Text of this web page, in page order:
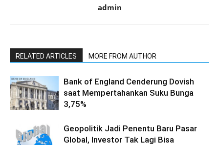
admin
RELATED ARTICLES MORE FROM AUTHOR
Bank of England Cenderung Dovish
saat Mempertahankan Suku Bunga
3,75%
Geopolitik Jadi Penentu Baru Pasar
Global, Investor Tak Lagi Bisa